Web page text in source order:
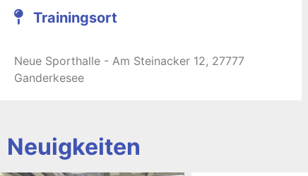
Trainingsort
Neue Sporthalle - Am Steinacker 12, 27777
Ganderkesee
Neuigkeiten